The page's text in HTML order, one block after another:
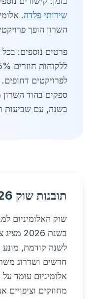
שירותי פלדה.
השרון הופך
פרטים נוספים:
ספקים בהוד
בשנה, עם שביעות רצון
תובנות שוק 2026
שוק האלומיניום
לשנה קודמת, מונע
חדשים ושדרוג
מחוזקים וציפויים